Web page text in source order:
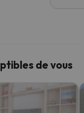
de vous